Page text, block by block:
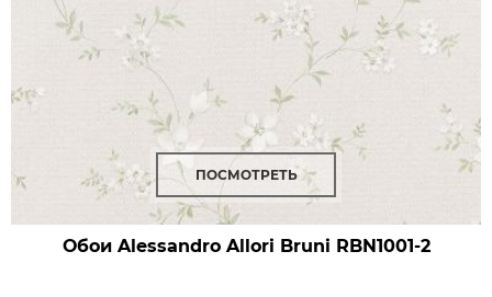
ПОСМОТРЕТЬ
Обои Alessandro Allori Bruni RBN1001-2